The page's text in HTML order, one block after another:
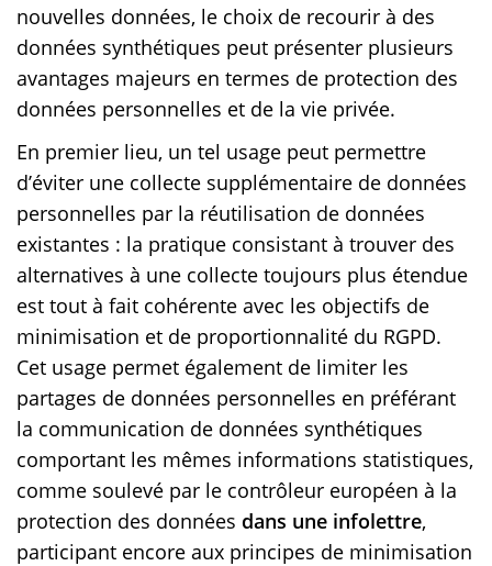
nouvelles données, le choix de recourir à des
données synthétiques peut présenter plusieurs
avantages majeurs en termes de protection des
données personnelles et de la vie privée.
En premier lieu, un tel usage peut permettre
d’éviter une collecte supplémentaire de données
personnelles par la réutilisation de données
existantes : la pratique consistant à trouver des
alternatives à une collecte toujours plus étendue
est tout à fait cohérente avec les objectifs de
minimisation et de proportionnalité du RGPD.
Cet usage permet également de limiter les
partages de données personnelles en préférant
la communication de données synthétiques
comportant les mêmes informations statistiques,
comme soulevé par le contrôleur européen à la
protection des données dans une infolettre,
participant encore aux principes de minimisation